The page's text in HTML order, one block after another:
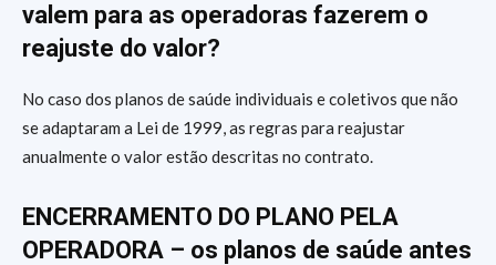
valem para as operadoras fazerem o
reajuste do valor?
No caso dos planos de saúde individuais e coletivos que não
se adaptaram a Lei de 1999, as regras para reajustar
anualmente o valor estão descritas no contrato.
ENCERRAMENTO DO PLANO PELA
OPERADORA – os planos de saúde antes